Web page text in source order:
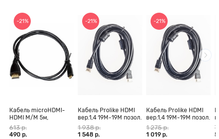
-21%
Кабель microHDMI-
HDMI M/M 5м,
позолоченные
контакты Blister box
613 р.
490 р.
-21%
Кабель Prolike HDMI
вер.1,4 19М-19М позол.
конт., ферритовые
кольца, 30 м
1 938 р.
1 548 р.
-21%
Кабель Prolike HDMI
вер.1,4 19М-19М позол.
конт., ферритовые
кольца, 20 м
1 275 р.
1 019 р.